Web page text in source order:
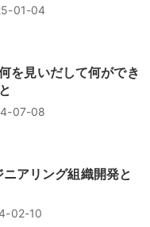
01-04
を見いだして何ができ
07-08
アリング組織開発と
02-10